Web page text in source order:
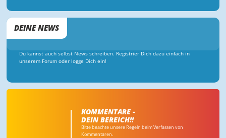
DEINE NEWS
Du kannst auch selbst News schreiben. Registrier Dich dazu einfach in
unserem Forum oder logge Dich ein!
KOMMENTARE -
DEIN BEREICH!!
Bitte beachte unsere Regeln beim Verfassen von
Kommentaren.